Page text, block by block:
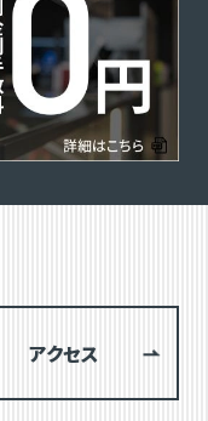
アクセス